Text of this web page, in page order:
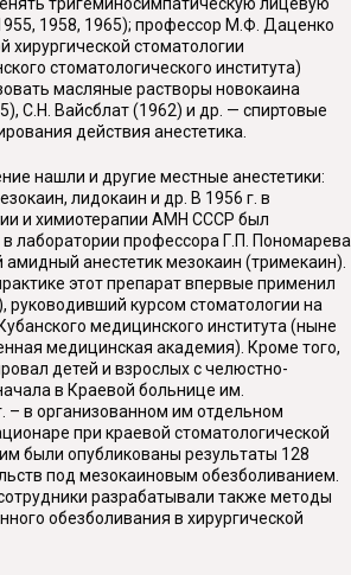
1958, 1965); профессор М.Ф. Даценко
стоматологии
стоматоло­гического института)
масляные растворы новокаина
С.Н. Вайсблат (1962) и др. — спиртовые
действия анестетика.
нашли и другие местные анестетики:
лидокаин и др. В 1956 г. в
и химиотерапии АМН СССР был
в лаборатории профессора Г.П. Пономарева
анестетик мезокаин (тримекаин).
этот препарат впервые применил
руководивший курсом стоматологии на
медицинского института (ныне
медицинская академия). Кроме того,
детей и взрослых с челюстно-
в Краевой больнице им.
– в организованном им отдельном
при краевой стоматологической
были опубликованы результаты 128
под мезокаиновым обезболиванием.
разрабатывали также методы
обезболивания в хирургической